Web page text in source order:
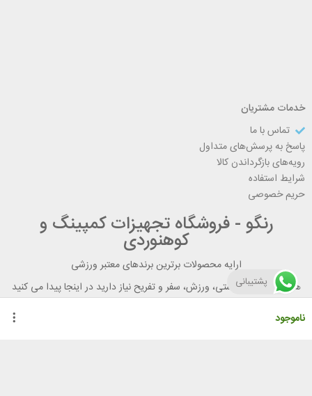
ناموجود
خدمات مشتریان
تماس با ما
پاسخ به پرسش‌های متداول
رویه‌های بازگرداندن کالا
شرایط استفاده
حریم خصوصی
رنگو - فروشگاه تجهیزات کمپینگ و
کوهنوردی
ارایه محصولات برترین برندهای معتبر ورزشی
هر آنچه برای تندرستی، ورزش، سفر و تفریح نیاز دارید در اینجا پیدا می کنید
پشتیبانی